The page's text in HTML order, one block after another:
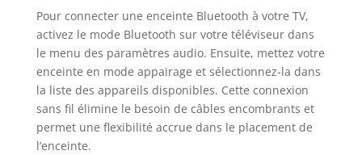
Pour connecter une enceinte Bluetooth à votre TV,
activez le mode Bluetooth sur votre téléviseur dans
le menu des paramètres audio. Ensuite, mettez votre
enceinte en mode appairage et sélectionnez-la dans
la liste des appareils disponibles. Cette connexion
sans fil élimine le besoin de câbles encombrants et
permet une flexibilité accrue dans le placement de
l’enceinte.